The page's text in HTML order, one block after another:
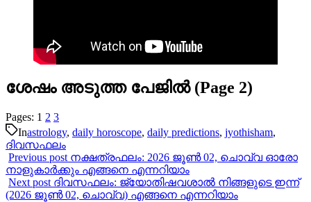
ശേഷം അടുത്ത പേജിൽ (Page 2)
Pages: 1 2 3
Inastrology, daily horoscope, daily predictions, jyothisham,
ദിവസഫലം
Previous post നക്ഷത്രഫലം: 2026 ജൂൺ 02, ചൊവ്വ ഓരോ
നാളുകാർക്കും എങ്ങനെ എന്നറിയാം
Next post ദിവസഫലം: ജ്യോതിഷവശാൽ നിങ്ങളുടെ ഇന്ന്‌
(2026 ജൂൺ 02, ചൊവ്വ) എങ്ങനെ എന്നറിയാം